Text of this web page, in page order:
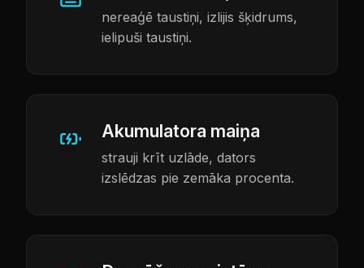
nereaģē taustiņi, izlijis šķidrums,
ielipuši taustiņi.
Akumulatora maiņa
strauji krīt uzlāde, dators
izslēdzas pie zemāka procenta.